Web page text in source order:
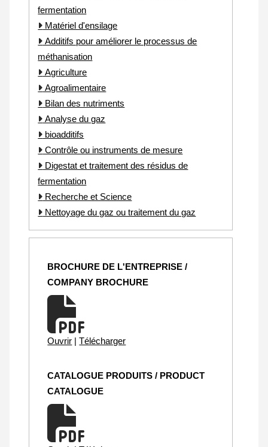
fermentation
Matériel d'ensilage
Additifs pour améliorer le processus de
méthanisation
Agriculture
Agroalimentaire
Bilan des nutriments
Analyse du gaz
bioadditifs
Contrôle ou instruments de mesure
Digestat et traitement des résidus de
fermentation
Recherche et Science
Nettoyage du gaz ou traitement du gaz
BROCHURE DE L'ENTREPRISE /
COMPANY BROCHURE
Ouvrir | Télécharger
CATALOGUE PRODUITS / PRODUCT
CATALOGUE